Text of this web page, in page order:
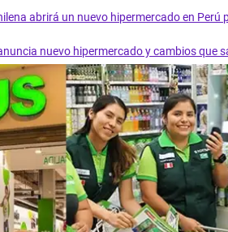
abrirá un nuevo hipermercado en Perú
nuevo hipermercado y cambios que